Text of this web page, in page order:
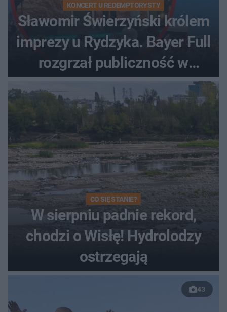
KONCERT U REDEMPTORYSTY
Sławomir Świerzyński królem
imprezy u Rydzyka. Bayer Full
rozgrzał publiczność w
Toruniu
CO SIĘ STANIE?
W sierpniu padnie rekord,
chodzi o Wisłę! Hydrolodzy
ostrzegają
43